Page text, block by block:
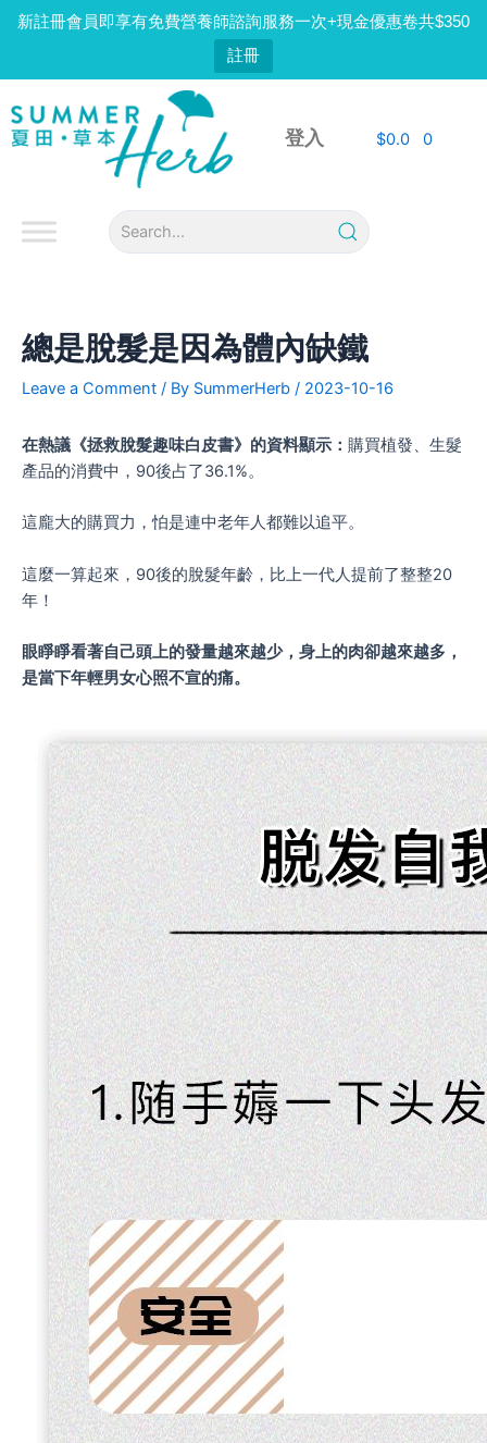
新註冊會員即享有免費營養師諮詢服務一次+現金優惠卷共$350
註冊
Skip
登入 $0.0 0
總是脫髮是因為體內缺鐵
Leave a Comment / By SummerHerb / 2023-10-16
在熱議《拯救脫髮趣味白皮書》的資料顯示： 購買植發、生髮
產品的消費中，90後占了36.1%。
這龐大的購買力，怕是連中老年人都難以追平。
這麼一算起來，90後的脫髮年齡，比上一代人提前了整整20
年！
眼睜睜看著自己頭上的發量越來越少，身上的肉卻越來越多，
是當下年輕男女心照不宣的痛。
navigation